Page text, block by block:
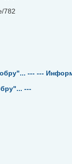
782
--- ---
---